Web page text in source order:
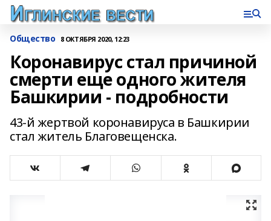
Общество 8 ОКТЯБРЯ 2020, 12:23
Коронавирус стал причиной
смерти еще одного жителя
Башкирии - подробности
43-й жертвой коронавируса в Башкирии
стал житель Благовещенска.